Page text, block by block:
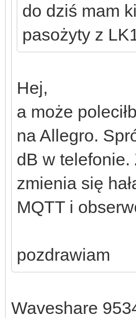
do dziś mam
pasożyty z
Hej,
a może
na Allegro.
dB w
zmienia się
MQTT i
pozdrawiam
Waveshare